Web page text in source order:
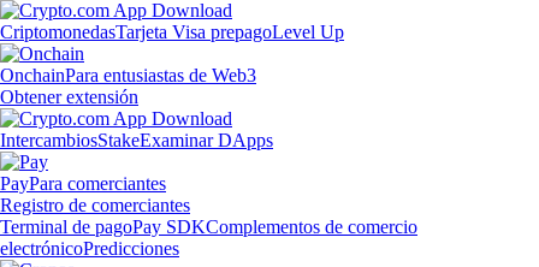
CriptomonedasTarjeta Visa prepagoLevel Up
OnchainPara entusiastas de Web3
Obtener extensión
IntercambiosStakeExaminar DApps
PayPara comerciantes
Registro de comerciantes
Terminal de pagoPay SDKComplementos de comercio
electrónicoPredicciones